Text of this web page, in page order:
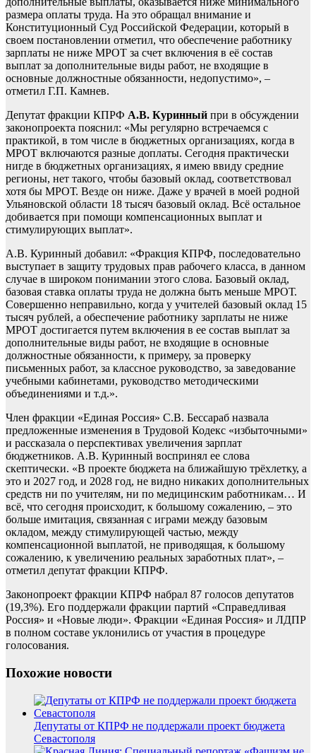
размера оплаты труда. На это обращал внимание и
Конституционный Суд Российской Федерации, который в
своем постановлении отметил, что обеспечение работнику
зарплаты не ниже МРОТ за счет включения в её состав
выплат за дополнительные виды работ, не входящие в
основные должностные обязанности, недопустимо», –
отметил Г.П. Камнев.
Депутат фракции КПРФ А.В. Куринный при в обсуждении
законопроекта пояснил: «Мы регулярно встречаемся с
практикой, в том числе в бюджетных организациях, когда в
МРОТ включаются разные доплаты. Сегодня практически
нигде в бюджетных организациях, я имею ввиду средние
регионы, нет такого, чтобы базовый оклад, соответствовал
хотя бы МРОТ. Везде он ниже. Даже у врачей в моей родной
Ульяновской области 18 тысяч базовый оклад. Всё остальное
добивается при помощи компенсационных выплат и
стимулирующих выплат».
А.В. Куринный добавил: «Фракция КПРФ, последовательно
выступает в защиту трудовых прав рабочего класса, в данном
случае в широком понимании этого слова. Базовый оклад,
базовая ставка оплаты труда не должна быть меньше МРОТ.
Совершенно неправильно, когда у учителей базовый оклад 15
тысяч рублей, а обеспечение работнику зарплаты не ниже
МРОТ достигается путем включения в ее состав выплат за
дополнительные виды работ, не входящие в основные
должностные обязанности, к примеру, за проверку
письменных работ, за классное руководство, за заведование
учебными кабинетами, руководство методическими
объединениями и т.д.».
Член фракции «Единая Россия» С.В. Бессараб назвала
предложенные изменения в Трудовой Кодекс «избыточными»
и рассказала о перспективах увеличения зарплат
бюджетников. А.В. Куринный воспринял ее слова
скептически. «В проекте бюджета на ближайшую трёхлетку, а
это и 2027 год, и 2028 год, не видно никаких дополнительных
средств ни по учителям, ни по медицинским работникам… И
всё, что сегодня происходит, к большому сожалению, – это
больше имитация, связанная с играми между базовым
окладом, между стимулирующей частью, между
компенсационной выплатой, не приводящая, к большому
сожалению, к увеличению реальных заработных плат», –
отметил депутат фракции КПРФ.
Законопроект фракции КПРФ набрал 87 голосов депутатов
(19,3%). Его поддержали фракции партий «Справедливая
Россия» и «Новые люди». Фракции «Единая Россия» и ЛДПР
в полном составе уклонились от участия в процедуре
голосования.
Похожие новости
Депутаты от КПРФ не поддержали проект бюджета
Севастополя